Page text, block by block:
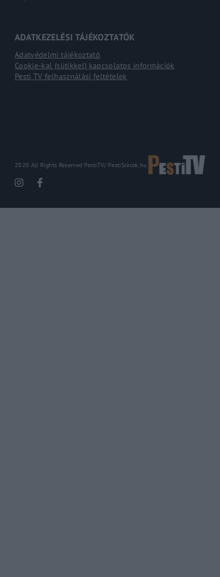
ADATKEZELÉSI TÁJÉKOZTATÓK
Adatvédelmi tájékoztató
Cookie-kal (sütikkel) kapcsolatos információk
Pesti TV felhasználási feltételek
2020 All Rights Reserved PestiTV/ PestiSrácok.hu